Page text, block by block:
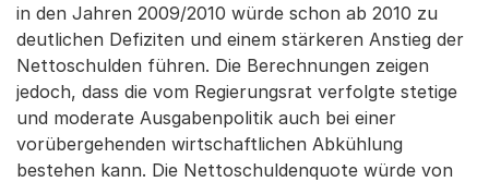
in den Jahren 2009/2010 würde schon ab 2010 zu
deutlichen Defiziten und einem stärkeren Anstieg der
Nettoschulden führen. Die Berechnungen zeigen
jedoch, dass die vom Regierungsrat verfolgte stetige
und moderate Ausgabenpolitik auch bei einer
vorübergehenden wirtschaftlichen Abkühlung
bestehen kann. Die Nettoschuldenquote würde von